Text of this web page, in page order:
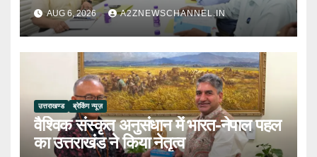
AUG 6, 2026 A2ZNEWSCHANNEL.IN
उत्तराखण्ड ब्रेकिंग न्यूज़
वैश्विक संस्कृत अनुसंधान में भारत-नेपाल पहल
का उत्तराखंड ने किया नेतृत्व